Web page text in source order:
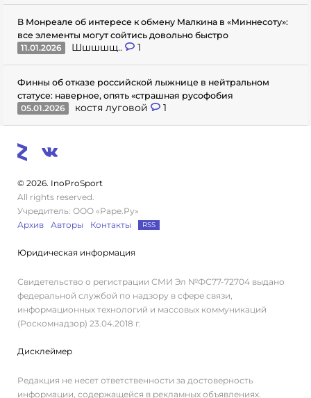
В Монреале об интересе к обмену Малкина в «Миннесоту»:
все элементы могут сойтись довольно быстро
11.01.2026
Шшшшщ.. 1
Финны об отказе российской лыжнице в нейтральном
статусе: наверное, опять «страшная русофобия
05.01.2026
костя луговой 1
© 2026. InoProSport
All rights reserved.
Учредитель: ООО «Раре.Ру»
Архив
Авторы Контакты RSS
Юридическая информация
Свидетельство о регистрации СМИ Эл №ФС77-72704 выдано
федеральной службой по надзору в сфере связи,
информационных технологий и массовых коммуникаций
(Роскомнадзор) 23.04.2018 г.
Дисклеймер
Редакция не несет ответственности за достоверность
информации, содержащейся в рекламных объявлениях.